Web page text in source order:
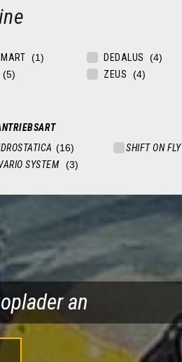
steinbrüche und bergwerke
IHRE MASCHINE
HERUNTERLADEN
DEDALUS
ZEUS
SHIFT ON FLY
SYSTEM
an